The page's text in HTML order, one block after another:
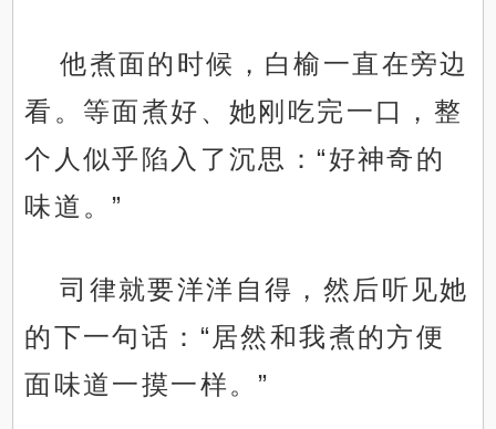
他煮面的时候，白榆一直在旁边
看。等面煮好、她刚吃完一口，整
个人似乎陷入了沉思：“好神奇的
味道。”
司律就要洋洋自得，然后听见她
的下一句话：“居然和我煮的方便
面味道一摸一样。”